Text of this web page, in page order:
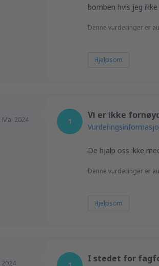
bomben hvis jeg
Denne vurderinger er
Hjelpsom
Mai 2024 1
Vi er ikke
De hjalp oss ikke
Denne vurderinger er
Hjelpsom
I stedet for